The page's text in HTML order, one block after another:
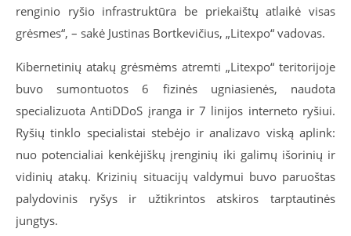
renginio ryšio infrastruktūra be priekaištų atlaikė visas
grėsmes“, – sakė Justinas Bortkevičius, „Litexpo“ vadovas.
Kibernetinių atakų grėsmėms atremti „Litexpo“ teritorijoje
buvo sumontuotos 6 fizinės ugniasienės, naudota
specializuota AntiDDoS įranga ir 7 linijos interneto ryšiui.
Ryšių tinklo specialistai stebėjo ir analizavo viską aplink:
nuo potencialiai kenkėjiškų įrenginių iki galimų išorinių ir
vidinių atakų. Krizinių situacijų valdymui buvo paruoštas
palydovinis ryšys ir užtikrintos atskiros tarptautinės
jungtys.